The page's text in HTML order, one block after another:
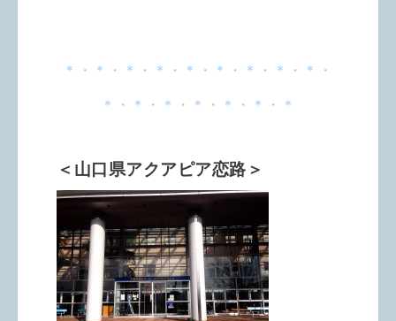
＊・＊・＊・＊・＊・＊・＊・＊・＊・
＊・＊・＊・＊・＊・＊・＊
＜山口県アクアピア恋路＞